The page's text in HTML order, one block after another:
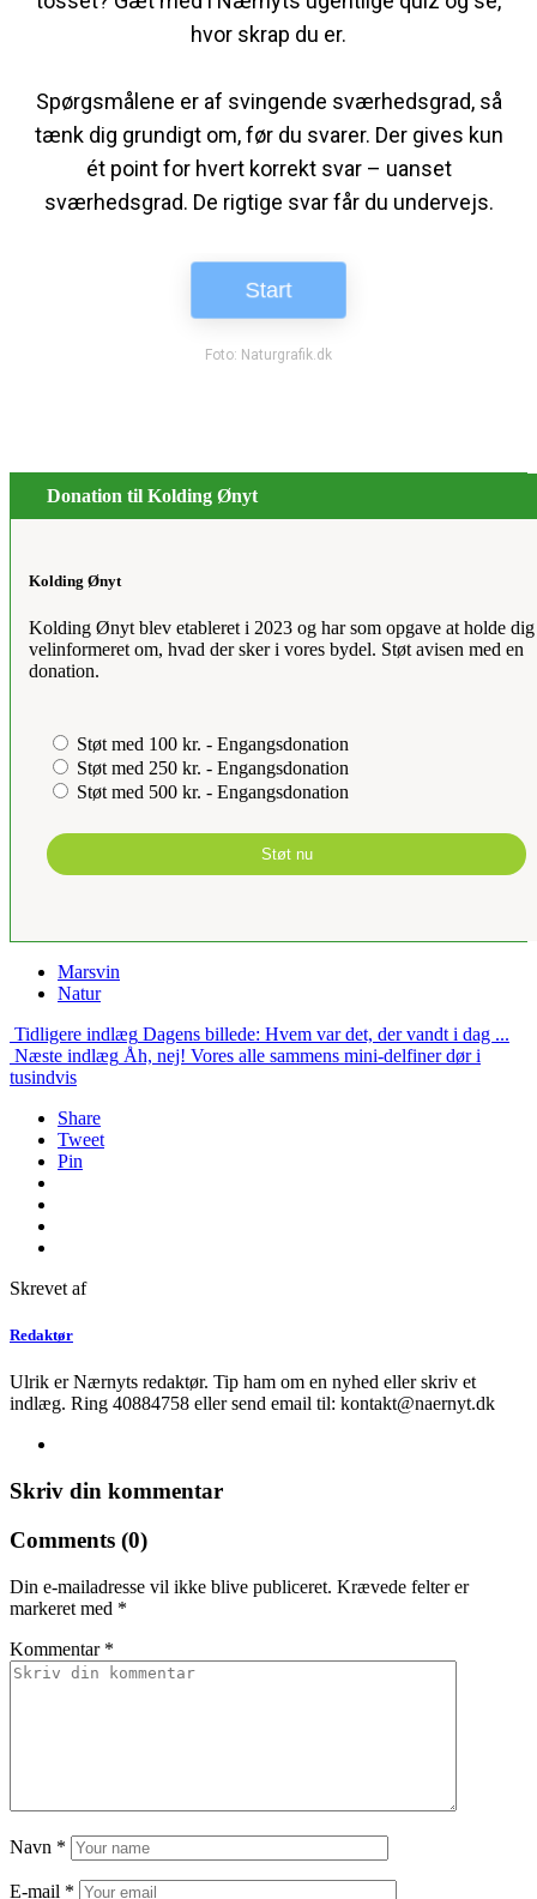
Donation til Kolding Ønyt
Kolding Ønyt
Kolding Ønyt blev etableret i 2023 og har som opgave at holde dig
velinformeret om, hvad der sker i vores bydel. Støt avisen med en
donation.
Støt med 100 kr. - Engangsdonation
Støt med 250 kr. - Engangsdonation
Støt med 500 kr. - Engangsdonation
Støt nu
Marsvin
Natur
Tidligere indlæg Dagens billede: Hvem var det, der vandt i dag ...
Næste indlæg Åh, nej! Vores alle sammens mini-delfiner dør i
tusindvis
Share
Tweet
Pin
Skrevet af
Redaktør
Ulrik er Nærnyts redaktør. Tip ham om en nyhed eller skriv et
indlæg. Ring 40884758 eller send email til: kontakt@naernyt.dk
Skriv din kommentar
Comments (0)
Din e-mailadresse vil ikke blive publiceret. Krævede felter er
markeret med *
Kommentar *
Navn *
E-mail *